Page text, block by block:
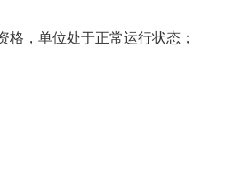
，单位处于正常运行状态；